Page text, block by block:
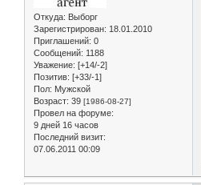
Откуда: Выборг
Зарегистрирован: 18.01.2010
Приглашений: 0
Сообщений: 1188
Уважение: [+14/-2]
Позитив: [+33/-1]
Пол: Мужской
Возраст: 39 [1986-08-27]
Провел на форуме:
9 дней 16 часов
Последний визит:
07.06.2011 00:09